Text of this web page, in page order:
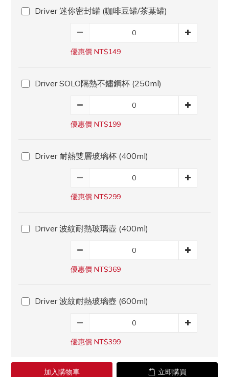
Driver 迷你密封罐 (咖啡豆罐/茶葉罐)
優惠價 NT$149
Driver SOLO隔熱不鏽鋼杯 (250ml)
優惠價 NT$199
Driver 耐熱雙層玻璃杯 (400ml)
優惠價 NT$299
Driver 波紋耐熱玻璃壺 (400ml)
優惠價 NT$369
Driver 波紋耐熱玻璃壺 (600ml)
優惠價 NT$399
加入購物車 立即購買